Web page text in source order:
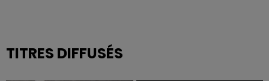
TITRES DIFFUSÉS